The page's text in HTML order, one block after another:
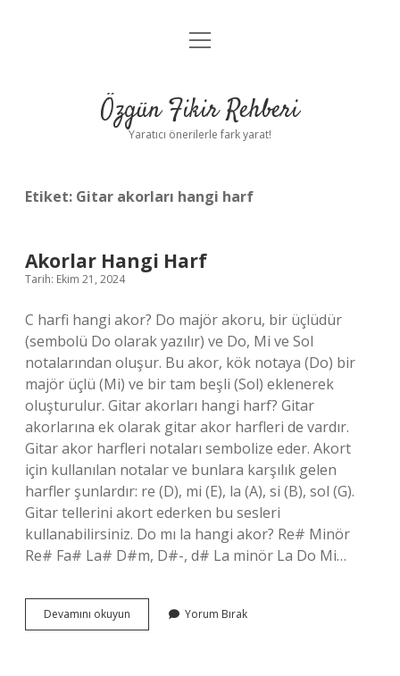
Gizlilik Politikası
Yasal Uyarı
menüyü
Özgün Fikir Rehberi
Yaratıcı önerilerle fark yarat!
Etiket: Gitar akorları hangi harf
Akorlar Hangi Harf
Tarih: Ekim 21, 2024
C harfi hangi akor? Do majör akoru, bir üçlüdür
(sembolü Do olarak yazılır) ve Do, Mi ve Sol
notalarından oluşur. Bu akor, kök notaya (Do) bir
majör üçlü (Mi) ve bir tam beşli (Sol) eklenerek
oluşturulur. Gitar akorları hangi harf? Gitar
akorlarına ek olarak gitar akor harfleri de vardır.
Gitar akor harfleri notaları sembolize eder. Akort
için kullanılan notalar ve bunlara karşılık gelen
harfler şunlardır: re (D), mi (E), la (A), si (B), sol (G).
Gitar tellerini akort ederken bu sesleri
kullanabilirsiniz. Do mı la hangi akor? Re# Minör
Re# Fa# La# D#m, D#-, d# La minör La Do Mi…
Devamını okuyun
Hangi
Yorum Bırak